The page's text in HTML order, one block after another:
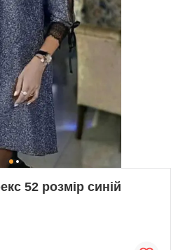
52 розмір синій